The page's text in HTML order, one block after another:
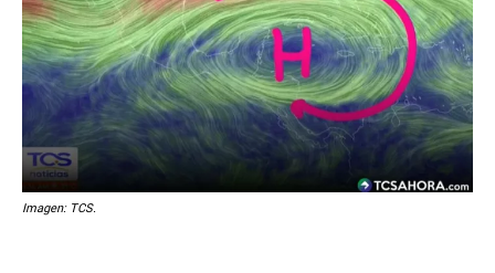
Imagen: TCS.